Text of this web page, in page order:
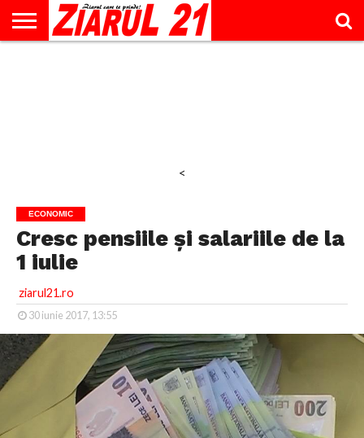
<
ECONOMIC
Cresc pensiile şi salariile de la
1 iulie
ziarul21.ro
30 iunie 2017, 13:55